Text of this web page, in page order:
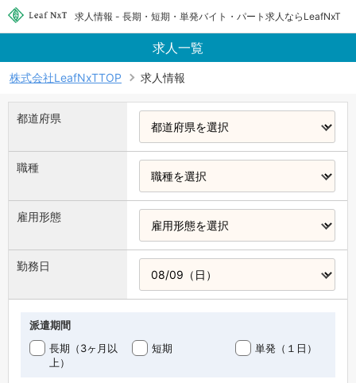
求人情報 - 長期・短期・単発バイト・パート求人ならLeafNxT
求人一覧
株式会社LeafNxTTOP 求人情報
都道府県
職種
雇用形態
勤務日
派遣期間
長期（3ヶ月以
上）
短期 単発（１日）